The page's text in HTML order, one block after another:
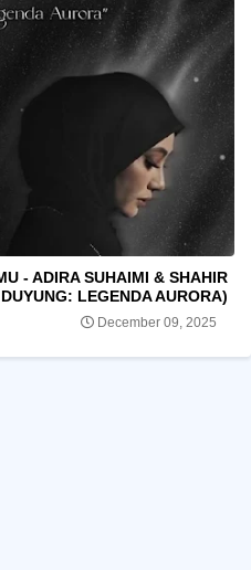
- ADIRA SUHAIMI & SHAHIR
LEGENDA AURORA)
December 09, 2025